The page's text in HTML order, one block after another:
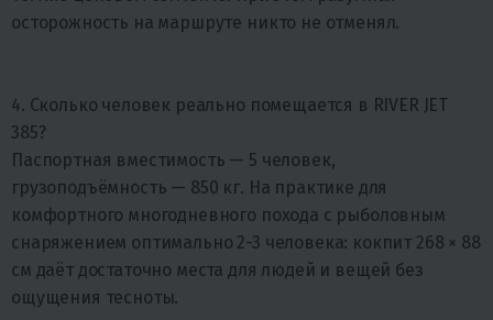
осторожность на маршруте никто не отменял.
4. Сколько человек реально помещается в RIVER JET
385?
Паспортная вместимость — 5 человек,
грузоподъёмность — 850 кг. На практике для
комфортного многодневного похода с рыболовным
снаряжением оптимально 2-3 человека: кокпит 268 × 88
см даёт достаточно места для людей и вещей без
ощущения тесноты.